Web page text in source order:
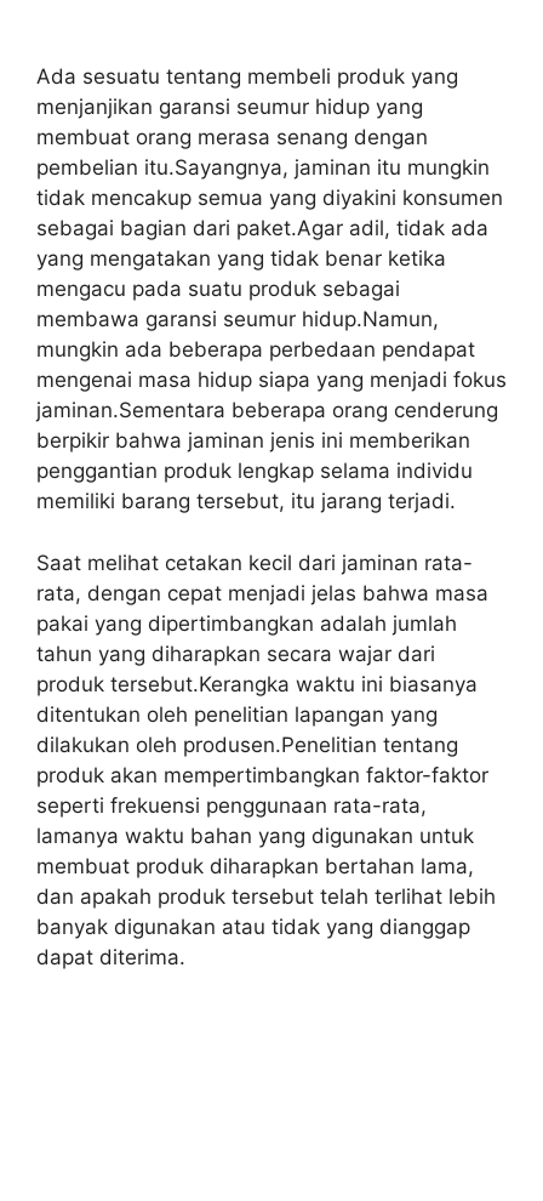
Ada sesuatu tentang membeli produk yang
menjanjikan garansi seumur hidup yang
membuat orang merasa senang dengan
pembelian itu.Sayangnya, jaminan itu mungkin
tidak mencakup semua yang diyakini konsumen
sebagai bagian dari paket.Agar adil, tidak ada
yang mengatakan yang tidak benar ketika
mengacu pada suatu produk sebagai
membawa garansi seumur hidup.Namun,
mungkin ada beberapa perbedaan pendapat
mengenai masa hidup siapa yang menjadi fokus
jaminan.Sementara beberapa orang cenderung
berpikir bahwa jaminan jenis ini memberikan
penggantian produk lengkap selama individu
memiliki barang tersebut, itu jarang terjadi.
Saat melihat cetakan kecil dari jaminan rata-
rata, dengan cepat menjadi jelas bahwa masa
pakai yang dipertimbangkan adalah jumlah
tahun yang diharapkan secara wajar dari
produk tersebut.Kerangka waktu ini biasanya
ditentukan oleh penelitian lapangan yang
dilakukan oleh produsen.Penelitian tentang
produk akan mempertimbangkan faktor-faktor
seperti frekuensi penggunaan rata-rata,
lamanya waktu bahan yang digunakan untuk
membuat produk diharapkan bertahan lama,
dan apakah produk tersebut telah terlihat lebih
banyak digunakan atau tidak yang dianggap
dapat diterima.